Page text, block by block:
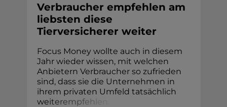
Verbraucher empfehlen am
liebsten diese
Tierversicherer weiter
Focus Money wollte auch in diesem
Jahr wieder wissen, mit welchen
Anbietern Verbraucher so zufrieden
sind, dass sie die Unternehmen in
ihrem privaten Umfeld tatsächlich
weiterempfeh le